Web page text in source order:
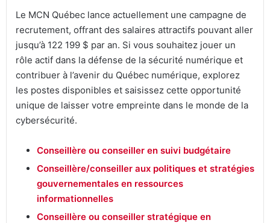
Le MCN Québec lance actuellement une campagne de
recrutement, offrant des salaires attractifs pouvant aller
jusqu’à 122 199 $ par an. Si vous souhaitez jouer un
rôle actif dans la défense de la sécurité numérique et
contribuer à l’avenir du Québec numérique, explorez
les postes disponibles et saisissez cette opportunité
unique de laisser votre empreinte dans le monde de la
cybersécurité.
Conseillère ou conseiller en suivi budgétaire
Conseillère/conseiller aux politiques et stratégies
gouvernementales en ressources
informationnelles
Conseillère ou conseiller stratégique en